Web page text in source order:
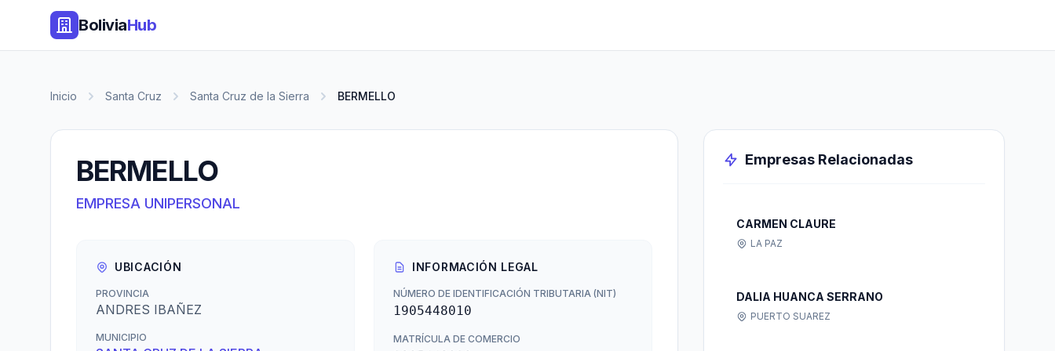
BoliviaHub
Inicio Santa Cruz Santa Cruz de la Sierra BERMELLO
BERMELLO
EMPRESA UNIPERSONAL
UBICACIÓN
PROVINCIA
ANDRES IBAÑEZ
MUNICIPIO
INFORMACIÓN LEGAL
NÚMERO DE IDENTIFICACIÓN TRIBUTARIA (NIT)
1905448010
MATRÍCULA DE COMERCIO
Empresas Relacionadas
CARMEN CLAURE
LA PAZ
DALIA HUANCA SERRANO
PUERTO SUAREZ